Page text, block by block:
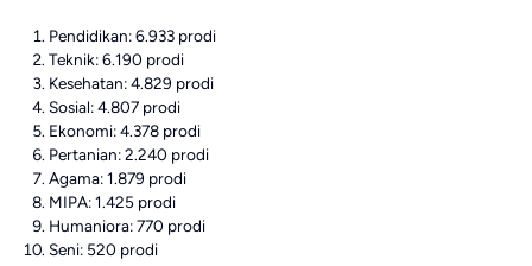
Pendidikan: 6.933 prodi
Teknik: 6.190 prodi
Kesehatan: 4.829 prodi
Sosial: 4.807 prodi
Ekonomi: 4.378 prodi
Pertanian: 2.240 prodi
Agama: 1.879 prodi
MIPA: 1.425 prodi
Humaniora: 770 prodi
Seni: 520 prodi